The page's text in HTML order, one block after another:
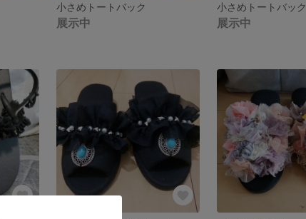
小さめトートバック
展示中
小さめトートバック
展示中